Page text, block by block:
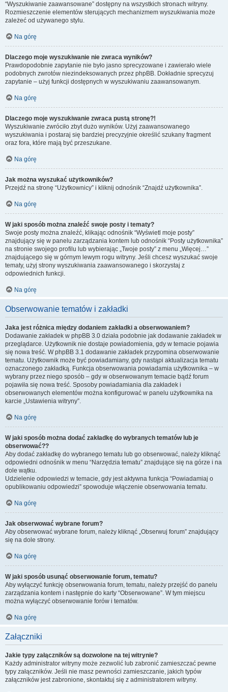
“Wyszukiwanie zaawansowane” dostępny na wszystkich stronach witryny.
Rozmieszczenie elementów sterujących mechanizmem wyszukiwania może
zależeć od używanego stylu.
Na górę
Dlaczego moje wyszukiwanie nie zwraca wyników?
Prawdopodobnie zapytanie nie było jasno sprecyzowane i zawierało wiele
podobnych zwrotów niezindeksowanych przez phpBB. Dokładnie sprecyzuj
zapytanie – użyj funkcji dostępnych w wyszukiwaniu zaawansowanym.
Na górę
Dlaczego moje wyszukiwanie zwraca pustą stronę?!
Wyszukiwanie zwróciło zbyt dużo wyników. Użyj zaawansowanego
wyszukiwania i postaraj się bardziej precyzyjnie określić szukany fragment
oraz fora, które mają być przeszukane.
Na górę
Jak można wyszukać użytkowników?
Przejdź na stronę “Użytkownicy” i kliknij odnośnik “Znajdź użytkownika”.
Na górę
W jaki sposób można znaleźć swoje posty i tematy?
Swoje posty można znaleźć, klikając odnośnik “Wyświetl moje posty”
znajdujący się w panelu zarządzania kontem lub odnośnik “Posty użytkownika”
na stronie swojego profilu lub wybierając „Twoje posty” z menu „Więcej…”
znajdującego się w górnym lewym rogu witryny. Jeśli chcesz wyszukać swoje
tematy, użyj strony wyszukiwania zaawansowanego i skorzystaj z
odpowiednich funkcji.
Na górę
Obserwowanie tematów i zakładki
Jaka jest różnica między dodaniem zakładki a obserwowaniem?
Dodawanie zakładek w phpBB 3.0 działa podobnie jak dodawanie zakładek w
przeglądarce. Użytkownik nie dostaje powiadomienia, gdy w temacie pojawia
się nowa treść. W phpBB 3.1 dodawanie zakładek przypomina obserwowanie
tematu. Użytkownik może być powiadamiany, gdy nastąpi aktualizacja tematu
oznaczonego zakładką. Funkcja obserwowania powiadamia użytkownika – w
wybrany przez niego sposób – gdy w obserwowanym temacie bądź forum
pojawiła się nowa treść. Sposoby powiadamiania dla zakładek i
obserwowanych elementów można konfigurować w panelu użytkownika na
karcie „Ustawienia witryny”.
Na górę
W jaki sposób można dodać zakładkę do wybranych tematów lub je
obserwować??
Aby dodać zakładkę do wybranego tematu lub go obserwować, należy kliknąć
odpowiedni odnośnik w menu “Narzędzia tematu” znajdujące się na górze i na
dole wątku.
Udzielenie odpowiedzi w temacie, gdy jest aktywna funkcja “Powiadamiaj o
opublikowaniu odpowiedzi” spowoduje włączenie obserwowania tematu.
Na górę
Jak obserwować wybrane forum?
Aby obserwować wybrane forum, należy kliknąć „Obserwuj forum” znajdujący
się na dole strony.
Na górę
W jaki sposób usunąć obserwowanie forum, tematu?
Aby wyłączyć funkcję obserwowania forum, tematu, należy przejść do panelu
zarządzania kontem i następnie do karty “Obserwowane”. W tym miejscu
można wyłączyć obserwowanie forów i tematów.
Na górę
Załączniki
Jakie typy załączników są dozwolone na tej witrynie?
Każdy administrator witryny może zezwolić lub zabronić zamieszczać pewne
typy załączników. Jeśli nie masz pewności zamieszczanie, jakich typów
załączników jest zabronione, skontaktuj się z administratorem witryny.